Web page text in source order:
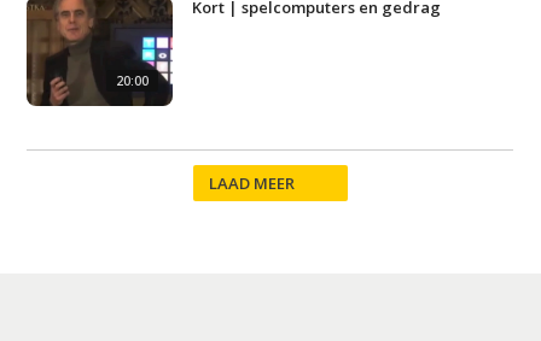
Agenda
Artikelen
Contact
20:00
Kort | spelcomputers en gedrag
LAAD MEER